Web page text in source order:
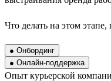
Что делать на этом
● Онбординг
● Онлайн-поддержка
Опыт курьерской